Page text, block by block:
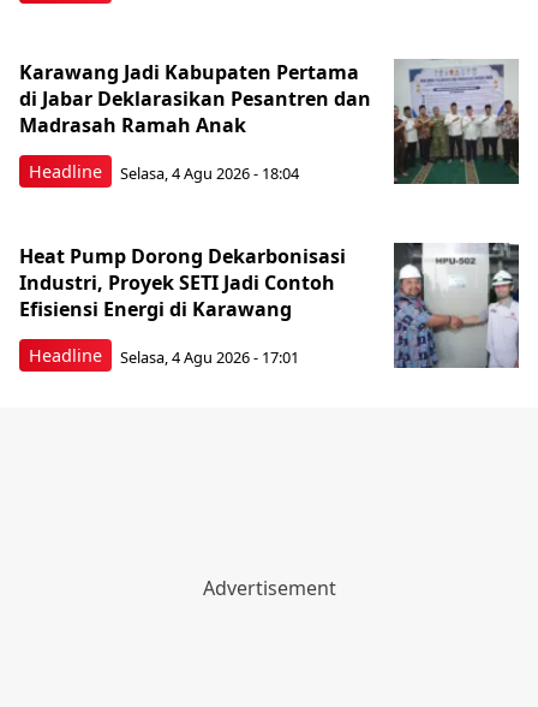
Headline
Karawang Jadi Kabupaten Pertama
di Jabar Deklarasikan Pesantren dan
Madrasah Ramah Anak
Selasa, 4 Agu 2026 - 18:04
Headline
Heat Pump Dorong Dekarbonisasi
Industri, Proyek SETI Jadi Contoh
Efisiensi Energi di Karawang
Selasa, 4 Agu 2026 - 17:01